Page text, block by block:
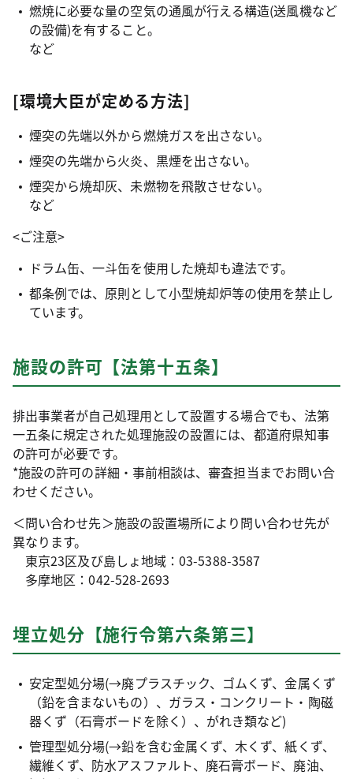
燃焼に必要な量の空気の通風が行える構造(送風機など
の設備)を有すること。
など
[環境大臣が定める方法]
煙突の先端以外から燃焼ガスを出さない。
煙突の先端から火炎、黒煙を出さない。
煙突から焼却灰、未燃物を飛散させない。
など
<ご注意>
ドラム缶、一斗缶を使用した焼却も違法です。
都条例では、原則として小型焼却炉等の使用を禁止し
ています。
施設の許可【法第十五条】
排出事業者が自己処理用として設置する場合でも、法第
一五条に規定された処理施設の設置には、都道府県知事
の許可が必要です。
*施設の許可の詳細・事前相談は、審査担当までお問い合
わせください。
＜問い合わせ先＞施設の設置場所により問い合わせ先が
異なります。
東京23区及び島しょ地域：03-5388-3587
多摩地区：042-528-2693
埋立処分【施行令第六条第三】
安定型処分場(→廃プラスチック、ゴムくず、金属くず
（鉛を含まないもの）、ガラス・コンクリート・陶磁
器くず（石膏ボードを除く）、がれき類など)
管理型処分場(→鉛を含む金属くず、木くず、紙くず、
繊維くず、防水アスファルト、廃石膏ボード、廃油、